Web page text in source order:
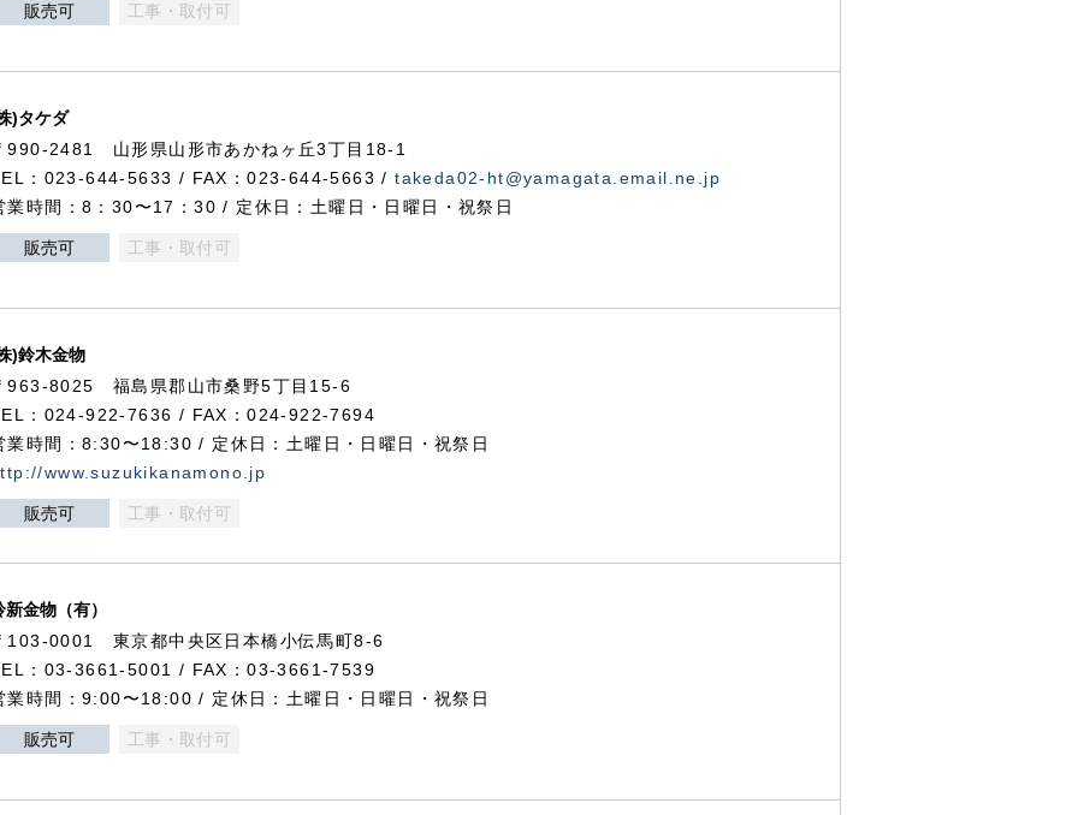
販売可 工事・取付可
)タケダ
990-2481 山形県山形市あかねヶ丘3丁目18-1
：023-644-5633 / FAX：023-644-5663 /takeda02-ht@yamagata.email.ne.jp
業時間：8：30〜17：30 / 定休日：土曜日・日曜日・祝祭日
販売可 工事・取付可
)鈴木金物
963-8025 福島県郡山市桑野5丁目15-6
：024-922-7636 / FAX：024-922-7694
業時間：8:30〜18:30 / 定休日：土曜日・日曜日・祝祭日
www.suzukikanamono.jp
販売可 工事・取付可
新金物（有）
103-0001 東京都中央区日本橋小伝馬町8-6
：03-3661-5001 / FAX：03-3661-7539
業時間：9:00〜18:00 / 定休日：土曜日・日曜日・祝祭日
販売可 工事・取付可